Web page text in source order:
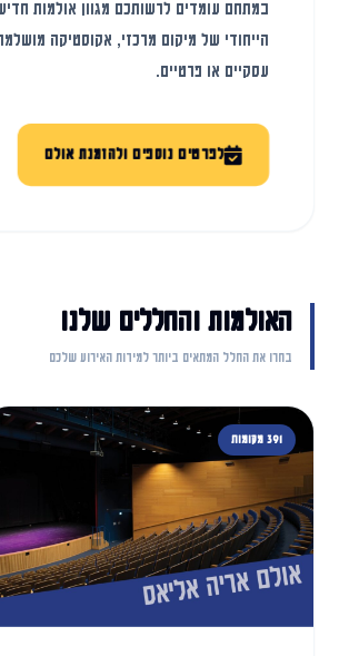
במתחם עומדים לרשותכם מגוון אולמות
הייחודי של מיקום מרכזי, אקוסטיקה
עסקיים או פרטיים.
לפרטים נוספים ולהזמנת אולם
האולמות והחללים שלנו
בחרו את החלל המתאים ביותר למידות האירוע שלכם
391 מקומות